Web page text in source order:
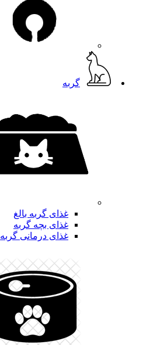
گربه
غذای گربه بالغ
غذای بچه گربه
غذای درمانی گربه